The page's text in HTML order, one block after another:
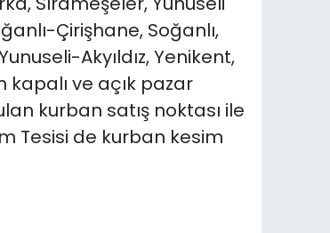
Çirişhane, Soğanlı,
Akyıldız, Yenikent,
ve açık pazar
kurban satış noktası ile
Tesisi de kurban kesim